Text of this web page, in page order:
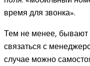
время для звонка».
Тем не менее, бывают
связаться с
случае можно